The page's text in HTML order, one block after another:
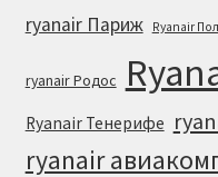
ryanair Париж Ryanair
ryanair Родос
Ryanair Тенерифе
ryanair